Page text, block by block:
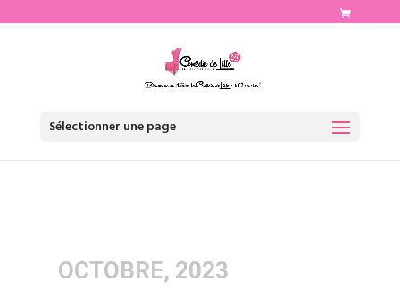
Sélectionner une page
OCTOBRE, 2023